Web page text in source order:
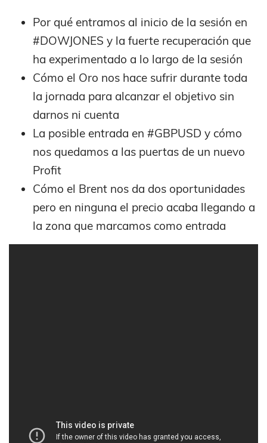
Por qué entramos al inicio de la sesión en
#DOWJONES y la fuerte recuperación que
ha experimentado a lo largo de la sesión
Cómo el Oro nos hace sufrir durante toda
la jornada para alcanzar el objetivo sin
darnos ni cuenta
La posible entrada en #GBPUSD y cómo
nos quedamos a las puertas de un nuevo
Profit
Cómo el Brent nos da dos oportunidades
pero en ninguna el precio acaba llegando a
la zona que marcamos como entrada